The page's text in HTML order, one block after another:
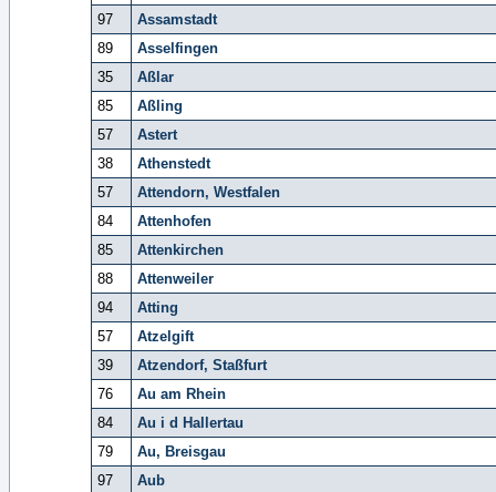
97
Assamstadt
89
Asselfingen
35
Aßlar
85
Aßling
57
Astert
38
Athenstedt
57
Attendorn, Westfalen
84
Attenhofen
85
Attenkirchen
88
Attenweiler
94
Atting
57
Atzelgift
39
Atzendorf, Staßfurt
76
Au am Rhein
84
Au i d Hallertau
79
Au, Breisgau
97
Aub